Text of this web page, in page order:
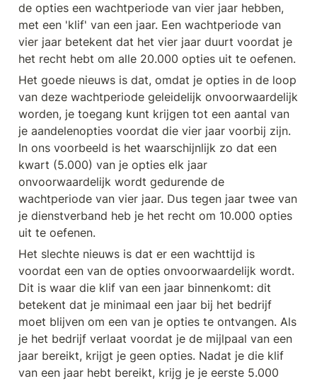
de opties een wachtperiode van vier jaar hebben,
met een 'klif' van een jaar. Een wachtperiode van
vier jaar betekent dat het vier jaar duurt voordat je
het recht hebt om alle 20.000 opties uit te oefenen.
Het goede nieuws is dat, omdat je opties in de loop
van deze wachtperiode geleidelijk onvoorwaardelijk
worden, je toegang kunt krijgen tot een aantal van
je aandelenopties voordat die vier jaar voorbij zijn.
In ons voorbeeld is het waarschijnlijk zo dat een
kwart (5.000) van je opties elk jaar
onvoorwaardelijk wordt gedurende de
wachtperiode van vier jaar. Dus tegen jaar twee van
je dienstverband heb je het recht om 10.000 opties
uit te oefenen.
Het slechte nieuws is dat er een wachttijd is
voordat een van de opties onvoorwaardelijk wordt.
Dit is waar die klif van een jaar binnenkomt: dit
betekent dat je minimaal een jaar bij het bedrijf
moet blijven om een van je opties te ontvangen. Als
je het bedrijf verlaat voordat je de mijlpaal van een
jaar bereikt, krijgt je geen opties. Nadat je die klif
van een jaar hebt bereikt, krijg je je eerste 5.000